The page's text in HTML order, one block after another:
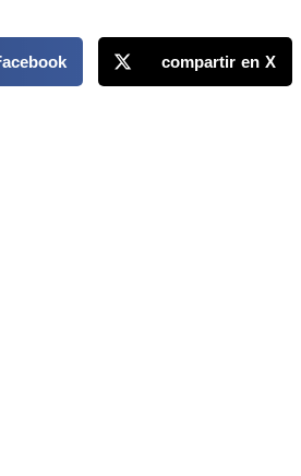
compartir en X